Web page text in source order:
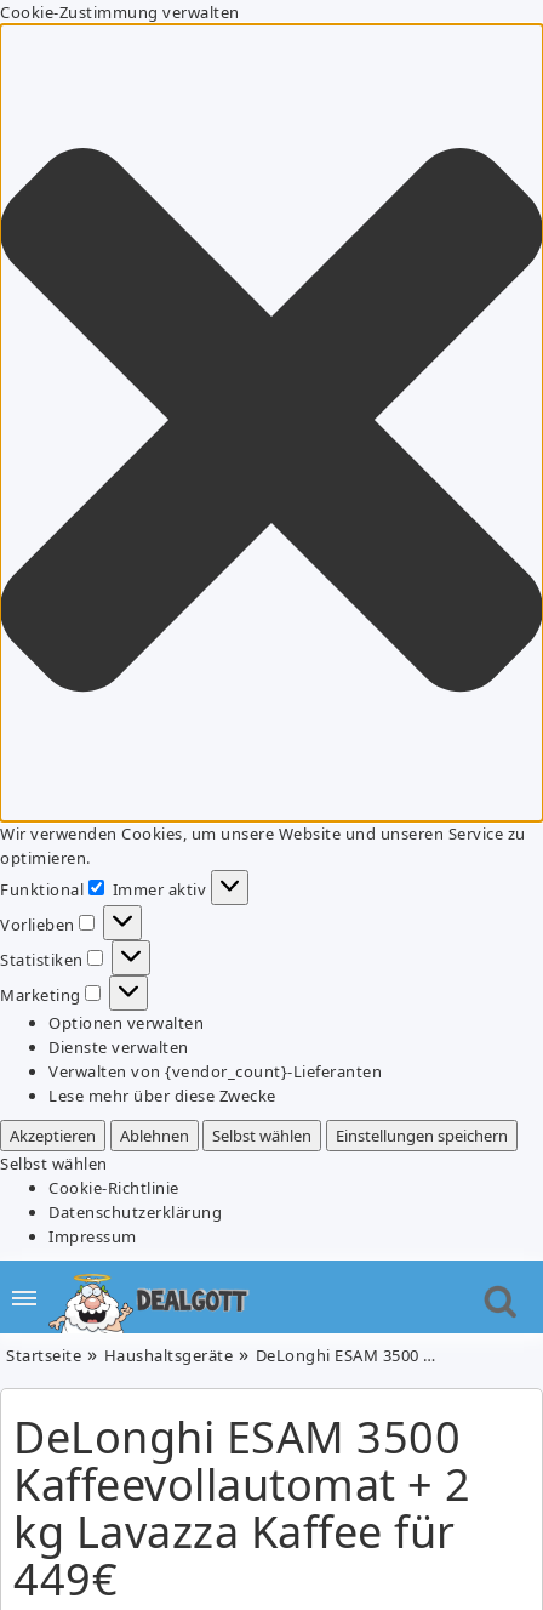
Cookie-Zustimmung verwalten
Wir verwenden Cookies, um unsere Website und unseren Service zu
optimieren.
Funktional
Funktional
Immer aktiv
Vorlieben
Vorlieben
Statistiken
Statistiken
Marketing
Marketing
Optionen verwalten
Dienste verwalten
Verwalten von {vendor_count}-Lieferanten
Lese mehr über diese Zwecke
Akzeptieren
Ablehnen Selbst wählen
Einstellungen speichern
Selbst wählen
Cookie-Richtlinie
Datenschutzerklärung
Impressum
Startseite Haushaltsgeräte DeLonghi ESAM 3500 Kaffeevollautomat + 2 kg Lavazza Kaffee für 449€
DeLonghi ESAM 3500
Kaffeevollautomat + 2
kg Lavazza Kaffee für
449€